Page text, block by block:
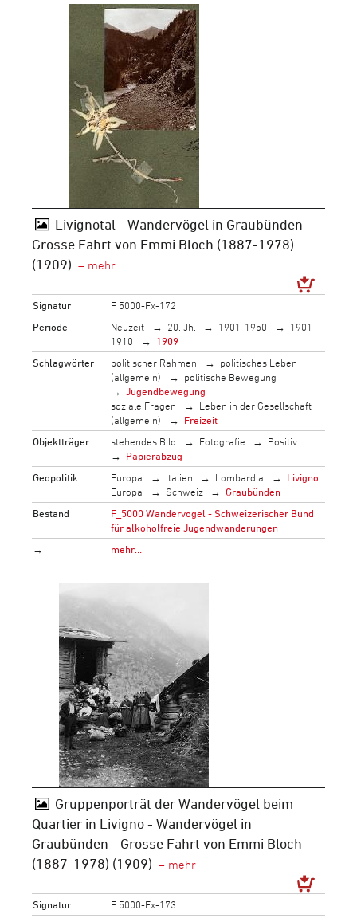
Livignotal - Wandervögel in Graubünden -
Grosse Fahrt von Emmi Bloch (1887-1978)
(1909)
Signatur
F 5000-Fx-172
Periode
Neuzeit 20. Jh. 1901-1950
1901-
1910
1909
Schlagwörter
politischer Rahmen
politisches Leben
(allgemein)
politische Bewegung
Jugendbewegung
soziale Fragen
Leben in der Gesellschaft
(allgemein)
Freizeit
Objektträger
stehendes Bild Fotografie
Positiv
Papierabzug
Geopolitik
Europa Italien Lombardia
Livigno
Europa
Schweiz
Graubünden
Bestand
F_5000 Wandervogel - Schweizerischer Bund
für alkoholfreie Jugendwanderungen
→
mehr…
Gruppenporträt der Wandervögel beim
Quartier in Livigno - Wandervögel in
Graubünden - Grosse Fahrt von Emmi Bloch
(1887-1978) (1909)
Signatur
F 5000-Fx-173